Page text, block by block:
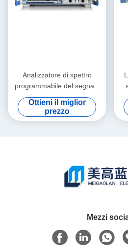
Analizzatore di spettro
programmabile del segnale
di rf Rohde e Schwarz
FSQ40
Ottieni il miglior
prezzo
Mezzi